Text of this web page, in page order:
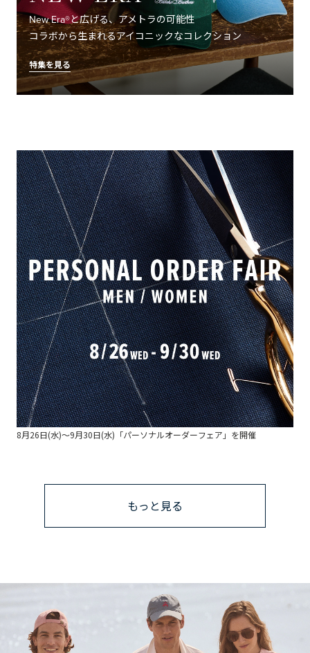
New Era®と広げる、アメトラの可能性
コラボから生まれるアイコニックなコレクション
特集を見る
8月26日(水)～9月30日(水)「パーソナルオーダーフェア」を開催
もっと見る